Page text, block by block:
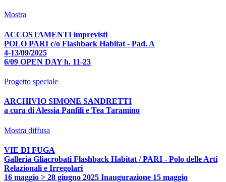
Mostra
ACCOSTAMENTI imprevisti
POLO PARI c/o Flashback Habitat - Pad. A
4-13/09/2025
6/09 OPEN DAY h. 11-23
Progetto speciale
ARCHIVIO SIMONE SANDRETTI
a cura di Alessia Panfili e Tea Taramino
Mostra diffusa
VIE DI FUGA
Galleria Gliacrobati Flashback Habitat / PARI - Polo delle Arti
Relazionali e Irregolari
16 maggio > 28 giugno 2025 Inaugurazione 15 maggio